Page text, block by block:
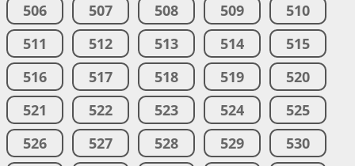
506
507 508 509
510
511
512 513 514
515
516
517 518 519
520
521
522 523 524
525
526
527 528 529
530